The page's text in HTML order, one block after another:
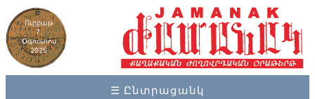
Ուրբաթ
7,
Օգոստոս
2026
☰ Ընտրացանկ